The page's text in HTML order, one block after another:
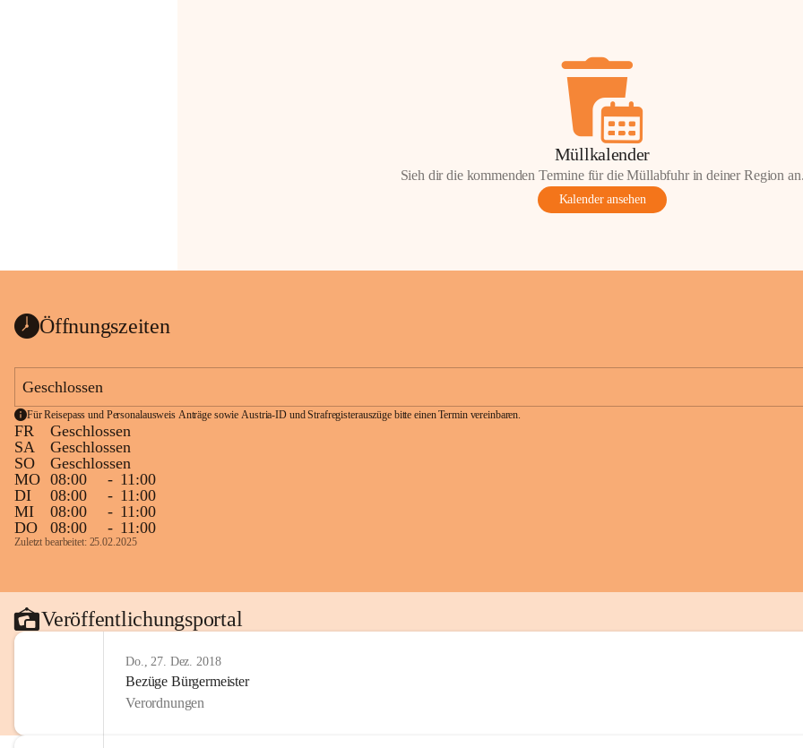
Müllkalender
Sieh dir die kommenden Termine für die Müllabfuhr in deiner Region
Kalender ansehen
Öffnungszeiten
Geschlossen
Für Reisepass und Personalausweis Anträge sowie Austria-ID und Strafregisterauszüge bitte einen Termin vereinbaren.
FR
Geschlossen
SA
Geschlossen
SO
Geschlossen
MO 08:00 - 11:00
DI
08:00 - 11:00
MI
08:00 - 11:00
DO
08:00 - 11:00
Zuletzt bearbeitet: 25.02.2025
Veröffentlichungsportal
Do., 27. Dez. 2018
Bezüge Bürgermeister
Verordnungen